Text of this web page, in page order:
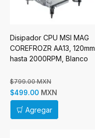
Disipador CPU MSI MAG
COREFROZR AA13, 120mm,
hasta 2000RPM, Blanco
$799.00 MXN
$499.00 MXN
Agregar